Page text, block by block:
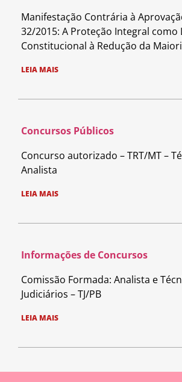
Manifestação Contrária à
32/2015: A Proteção Integral como
Constitucional à Redução da
LEIA MAIS
Concursos Públicos
Concurso autorizado – TRT/MT –
Analista
LEIA MAIS
Informações de Concursos
Comissão Formada: Analista e
Judiciários – TJ/PB
LEIA MAIS